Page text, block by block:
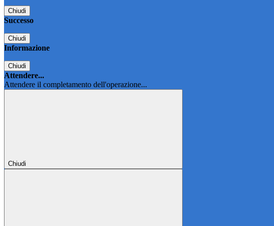
Chiudi
Successo
Chiudi
Informazione
Chiudi
Attendere...
Attendere il completamento dell'operazione...
Chiudi